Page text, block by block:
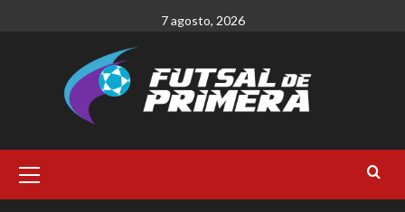
7 agosto, 2026
Menu